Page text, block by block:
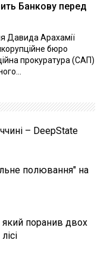
Банкову перед
Давида Арахамії
бюро
прокуратура (САП)
– DeepState
полювання" на
який поранив двох